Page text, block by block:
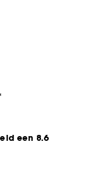
een 8.6